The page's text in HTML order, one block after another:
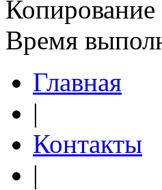
Копирование
Время
Главная
|
Контакты
|